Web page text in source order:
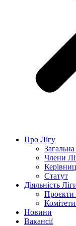
Про Лігу
Члени
Статут
Діяльність
Проєкти
Новини
Вакансії